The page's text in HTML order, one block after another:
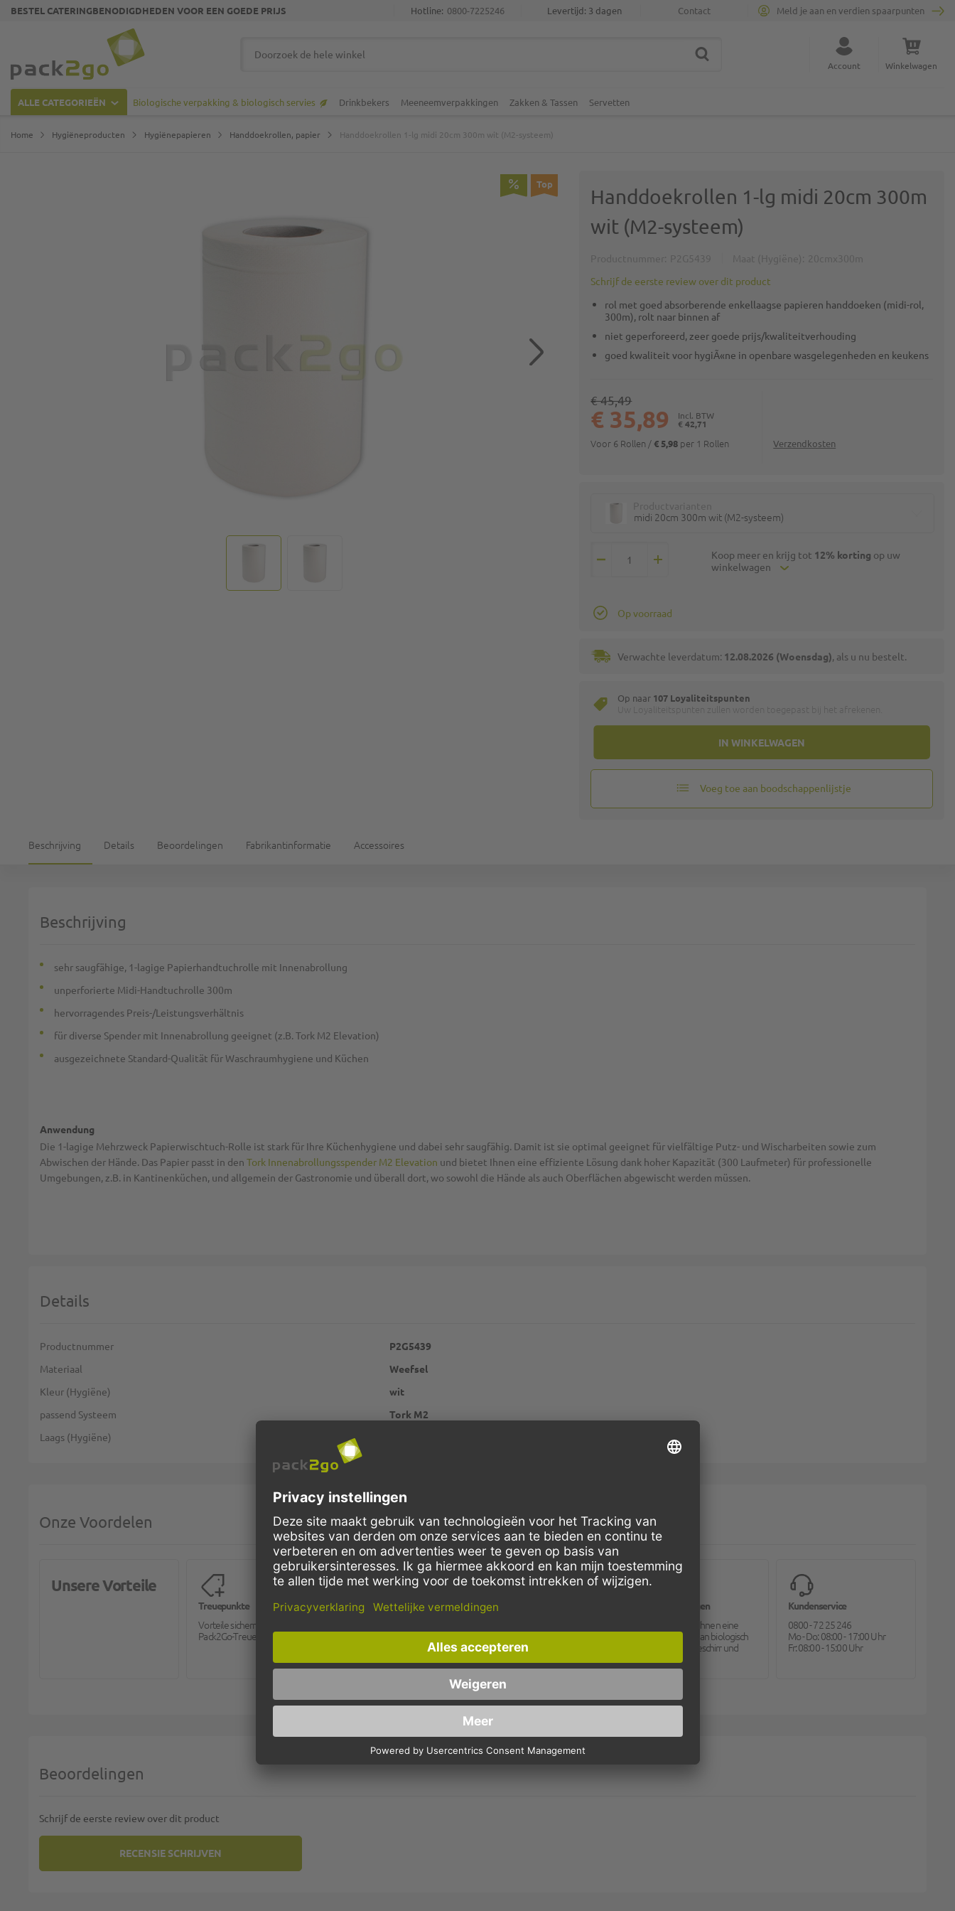
BESTEL CATERINGBENODIGDHEDEN VOOR EEN GOEDE PRIJS Contact
Levertijd: 3 dagen
Hotline: 0800-7225246 Meld je aan en verdien spaarpunten
Sluit zoekopdracht
ZOEK Account Winkelwagen
ALLE CATEGORIEËN Biologische verpakking & biologisch servies Drinkbekers Meeneemverpakkingen Zakken & Tassen Servetten
Home Hygiëneproducten Hygiënepapieren Handdoekrollen, papier Handdoekrollen 1-lg midi 20cm 300m wit (M2-systeem)
Top
Handdoekrollen 1-lg midi 20cm 300m
wit (M2-systeem)
Schrijf de eerste review over dit product
rol met goed absorberende enkellaagse papieren handdoeken (midi-rol,
300m), rolt naar binnen af
niet geperforeerd, zeer goede prijs/kwaliteitverhouding
goed kwaliteit voor hygiÃ«ne in openbare wasgelegenheden en keukens
Verzendkosten
€ 42,71
€ 35,89
€ 45,49
Voor 6 Rollen / € 5,98 per 1 Rollen
midi 20cm 300m wit (M2-systeem)
Koop meer en krijg tot 12% korting op uw
winkelwagen
IN WINKELWAGEN
Op voorraad
Verwachte leverdatum: 12.08.2026 (Woensdag) , als u nu bestelt.
Op naar 107 Loyaliteitspunten
Voeg toe aan boodschappenlijstje
Beschrijving Details Beoordelingen Fabrikantinformatie Accessoires
Beschrijving
sehr saugfähige, 1-lagige Papierhandtuchrolle mit Innenabrollung
unperforierte Midi-Handtuchrolle 300m
hervorragendes Preis-/Leistungsverhältnis
für diverse Spender mit Innenabrollung geeignet (z.B. Tork M2 Elevation)
ausgezeichnete Standard-Qualität für Waschraumhygiene und Küchen
Anwendung
Die 1-lagige Mehrzweck Papierwischtuch-Rolle ist stark für Ihre Küchenhygiene und dabei sehr saugfähig. Damit ist sie optimal geeignet für vielfältige Putz- und Wischarbeiten sowie zum
Abwischen der Hände. Das Papier passt in den Tork Innenabrollungsspender M2 Elevation und bietet Ihnen eine effiziente Lösung dank hoher Kapazität (300 Laufmeter) für professionelle
Umgebungen, z.B. in Kantinenküchen, und allgemein der Gastronomie und überall dort, wo sowohl die Hände als auch Oberflächen abgewischt werden müssen.
Details
Meer informatie
Productnummer
P2G5439
Materiaal
Weefsel
Kleur (Hygiëne)
wit
passend Systeem
Tork M2
Laags (Hygiëne)
Onze Voordelen
Unsere Vorteile
Treuepunkte
Vorteile sichern mit dem
Pack2Go-Treueprogramm.
Schnelle Lieferung
werden in der Regel noch am
selben Tag verschickt.
Kostenloser Versand
Bestellungen ab 150,- Euro
Netto-Warenwert.
Bioverpackungen
Pack2go bietet Ihnen eine
große Auswahl an biologisch
abbaubarem Geschirr und
Kundenservice
0800 - 72 25 246
Mo - Do: 08:00 - 17:00 Uhr
Fr: 08:00 - 15:00 Uhr
Beoordelingen
Schrijf de eerste review over dit product
RECENSIE SCHRIJVEN